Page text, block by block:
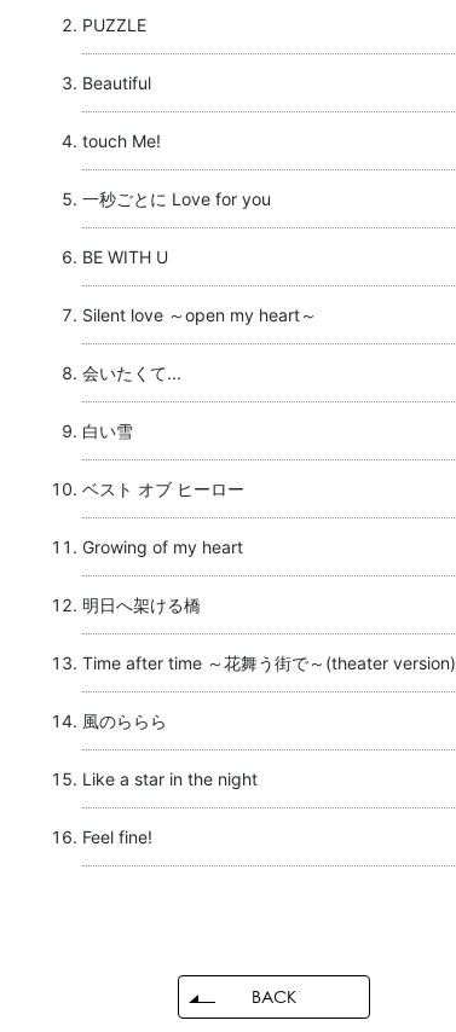
PUZZLE
Beautiful
touch Me!
一秒ごとに Love for you
BE WITH U
Silent love ～open my heart～
会いたくて...
白い雪
ベスト オブ ヒーロー
Growing of my heart
明日へ架ける橋
Time after time ～花舞う街で～(theater version)
風のららら
Like a star in the night
Feel fine!
BACK